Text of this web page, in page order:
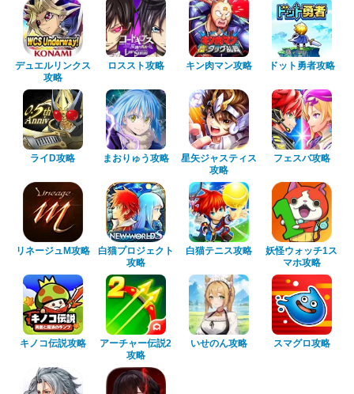
デュエルリンクス
攻略
ロススト攻略 キン肉マン攻略 ドット勇者攻略
ライD攻略 まおりゅう攻略
星矢ジャスティス
攻略
フェスバ攻略
リネージュM攻略
白猫プロジェクト
攻略
白猫テニス攻略
妖怪ウォッチ1ス
マホ攻略
キノコ伝説攻略
アーチャー伝説2
攻略
いせのん攻略 スマグロ攻略